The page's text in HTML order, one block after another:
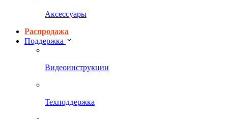
Аксессуары
Распродажа
Поддержка
Видеоинструкции
Техподдержка